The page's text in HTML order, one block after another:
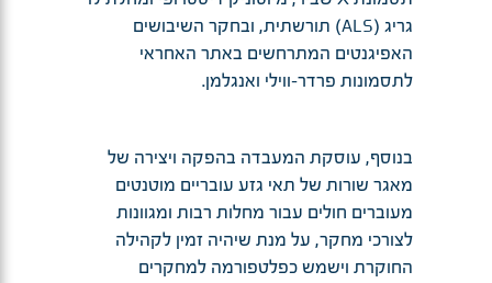
גריג (ALS) תורשתית, ובחקר השיבושים
האפיגנטים המתרחשים באתר האחראי
לתסמונות פרדר-ווילי ואנגלמן.
בנוסף, עוסקת המעבדה בהפקה ויצירה של
מאגר שורות של תאי גזע עובריים מוטנטים
מעוברים חולים עבור מחלות רבות ומגוונות
לצורכי מחקר, על מנת שיהיה זמין לקהילה
החוקרת וישמש כפלטפורמה למחקרים